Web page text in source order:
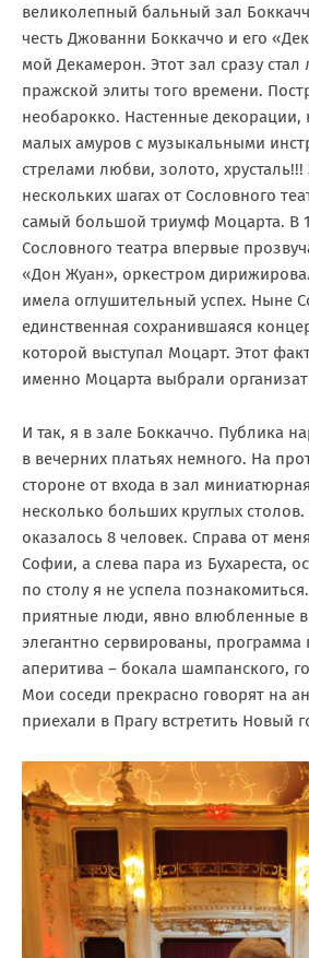
великолепный бальный зал
честь Джованни Боккаччо и его
мой Декамерон. Этот зал сразу
пражской элиты того времени.
необарокко. Настенные декорации,
малых амуров с музыкальными
стрелами любви, золото,
нескольких шагах от Сословного
самый большой триумф Моцарта. В
Сословного театра впервые
«Дон Жуан», оркестром
имела оглушительный успех. Ныне
единственная сохранившаяся
которой выступал Моцарт. Этот
именно Моцарта выбрали
И так, я в зале Боккаччо. Публика
в вечерних платьях немного. На
стороне от входа в зал
несколько больших круглых
оказалось 8 человек. Справа от
Софии, а слева пара из Бухареста,
по столу я не успела
приятные люди, явно влюбленные
элегантно сервированы, программа
аперитива – бокала шампанского,
Мои соседи прекрасно говорят на
приехали в Прагу встретить Новый